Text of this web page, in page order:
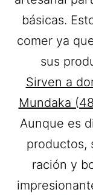
básicas.
comer ya
sus
Sirven a
Mundaka
Aunque es
productos,
ración y